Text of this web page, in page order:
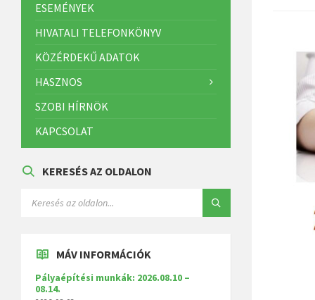
ESEMÉNYEK
HIVATALI TELEFONKÖNYV
KÖZÉRDEKŰ ADATOK
HASZNOS
SZOBI HÍRNÖK
KAPCSOLAT
KERESÉS AZ OLDALON
MÁV INFORMÁCIÓK
Pályaépítési munkák: 2026.08.10 –
08.14.